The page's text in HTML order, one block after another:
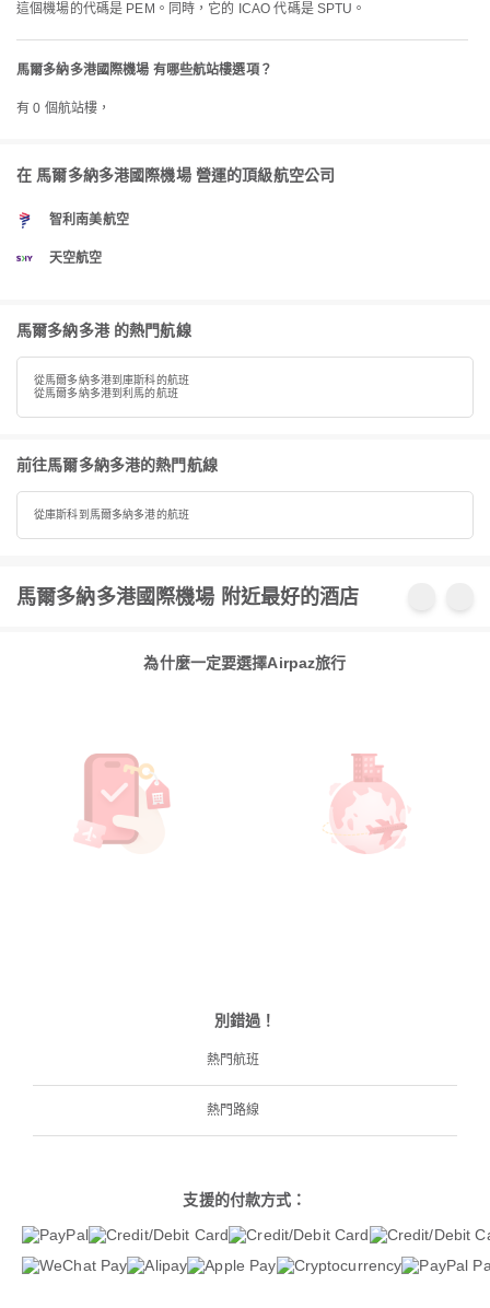
這個機場的代碼是 PEM。同時，它的 ICAO 代碼是 SPTU。
馬爾多納多港國際機場 有哪些航站樓選項？
有 0 個航站樓，
在 馬爾多納多港國際機場 營運的頂級航空公司
智利南美航空
天空航空
馬爾多納多港 的熱門航線
從馬爾多納多港到庫斯科的航班
從馬爾多納多港到利馬的航班
前往馬爾多納多港的熱門航線
從庫斯科到馬爾多納多港的航班
馬爾多納多港國際機場 附近最好的酒店
為什麼一定要選擇Airpaz旅行
別錯過！
熱門航班
熱門路線
支援的付款方式：